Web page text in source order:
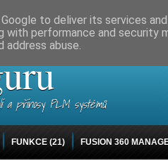
Kontakt
a přínosy PLM systémů
FUNKCE (21) FUSION 360
to deliver its services
with performance and
abuse.